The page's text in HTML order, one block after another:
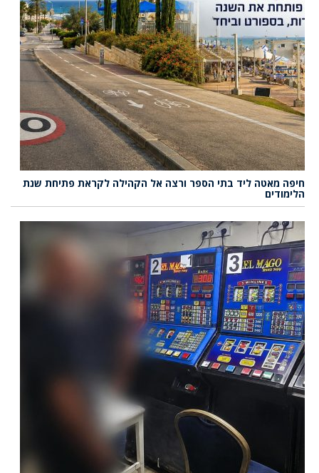
חיפה מאטה ליד בתי הספר ורצה אל הקהילה לקראת פתיחת שנת
הלימודים